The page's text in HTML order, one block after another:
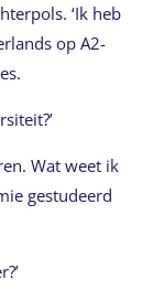
‘Ik heb
op A2-
Wat weet ik
gestudeerd